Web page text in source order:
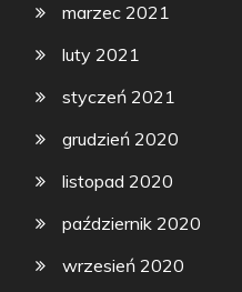
marzec 2021
luty 2021
styczeń 2021
grudzień 2020
listopad 2020
październik 2020
wrzesień 2020